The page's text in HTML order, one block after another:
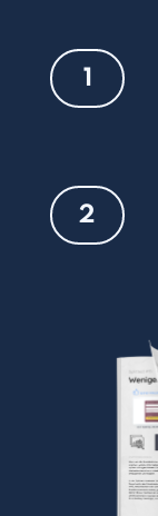
1
2